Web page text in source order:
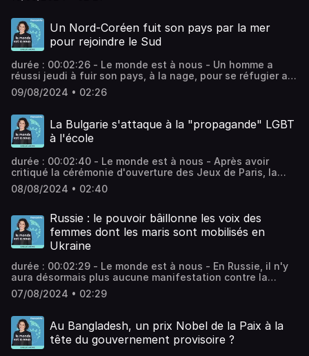
vous sur Radio France.
Un Nord-Coréen fuit son pays par la mer
pour rejoindre le Sud
durée : 00:02:26 - Le monde est à nous - Un homme a
réussi jeudi à fuir son pays, à la nage, pour se réfugier au
Sud. Les évasions ont repris à un rythme très élevé, avec
trois fois plus de cas en 2023 qu'en 2022. Vous aimez ce
limite, rendez-vous sur Radio France.
09/08/2024 • 02:26
La Bulgarie s'attaque à la "propagande" LGBT
à l'école
durée : 00:02:40 - Le monde est à nous - Après avoir
critiqué la cérémonie d'ouverture des Jeux de Paris, la
Bulgarie adopte une loi qui interdit de faire de la
"propagande" LGBT à l'école. Vous aimez ce podcast ?
vous sur Radio France.
08/08/2024 • 02:40
Russie : le pouvoir bâillonne les voix des
femmes dont les maris sont mobilisés en
Ukraine
durée : 00:02:29 - Le monde est à nous - En Russie, il n'y
aura désormais plus aucune manifestation contre la
guerre en Ukraine. Les autorités viennent de mettre sous
l'éteignoir le dernier mouvement dont elles toléraient
Pour écouter tous les autres épisodes sans limite, rendez-
vous sur Radio France.
07/08/2024 • 02:29
Au Bangladesh, un prix Nobel de la Paix à la
tête du gouvernement provisoire ?